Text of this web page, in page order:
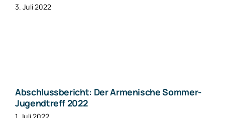
3. Juli 2022
Abschlussbericht: Der Armenische Sommer-
Jugendtreff 2022